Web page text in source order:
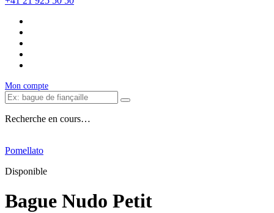
Mon compte
Recherche en cours…
Pomellato
Disponible
Bague Nudo Petit